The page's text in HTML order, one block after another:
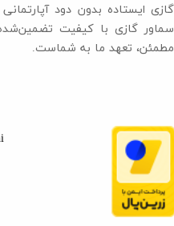
گازی ایستاده بدون دود
سماور گازی با کیفیت
مطمئن، تعهد ما به شماست.